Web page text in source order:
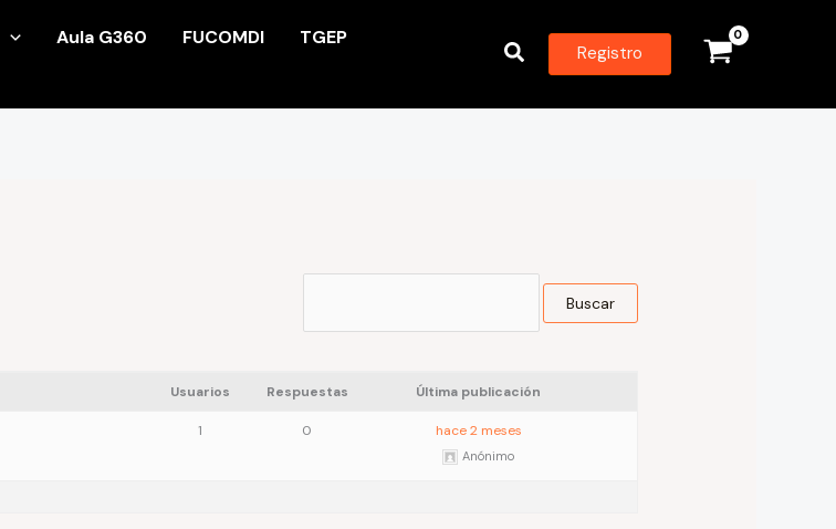
Aula G360 FUCOMDI
TGEP
Buscar Registro
Usuarios Respuestas Última publicación
1 0 hace 2 meses
Anónimo